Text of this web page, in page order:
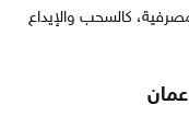
كالسحب والإيداع